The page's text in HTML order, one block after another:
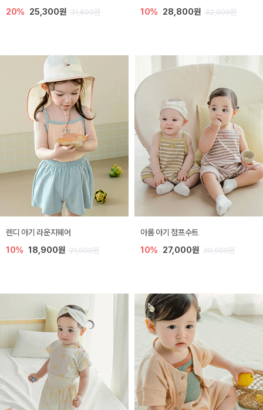
20% 25,300원 31,600원 10% 28,800원 32,000원
렌디 아기 라운지웨어
10% 18,900원 21,000원
아롬 아기 점프수트
10% 27,000원 30,000원